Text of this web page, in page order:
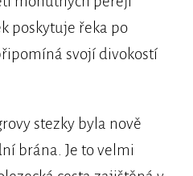
poskytuje řeka po
svojí divokostí
stezky byla nově
brána. Je to velmi